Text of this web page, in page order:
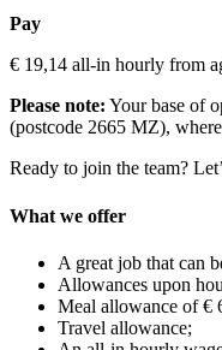
Pay
€ 19,14 all-in hourly from
Please note: Your base of
(postcode 2665 MZ),
Ready to join the team?
What we offer
A great job that can
Allowances upon
Meal allowance of €
Travel allowance;